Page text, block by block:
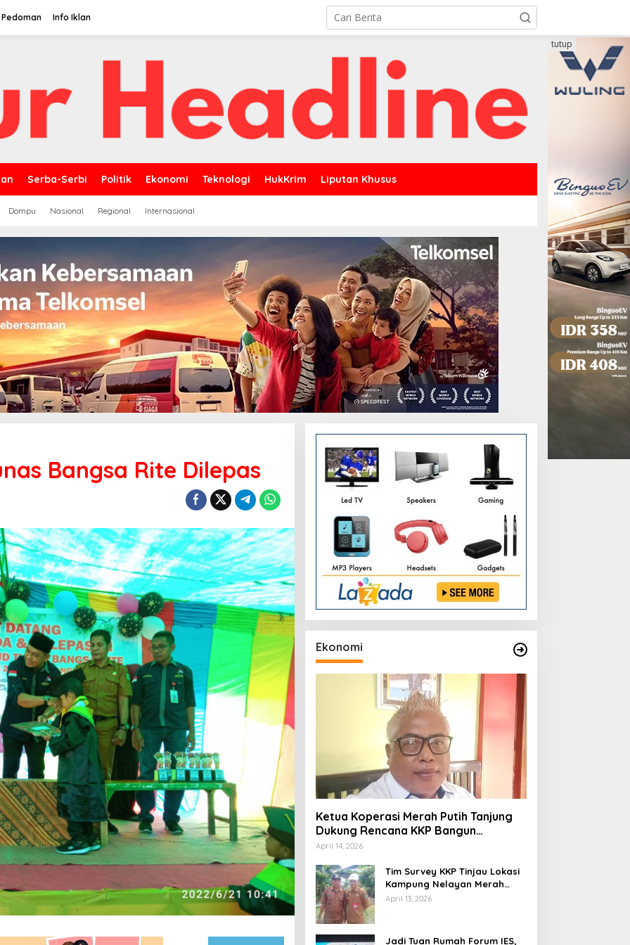
Pedoman Info Iklan
Serba-Serbi Politik Ekonomi Teknologi HukKrim Liputan Khusus
Dompu Nasional Regional Internasional
tutup
Bangsa Rite Dilepas
Ekonomi
Ketua Koperasi Merah Putih Tanjung
Dukung Rencana KKP Bangun
Kampung Nelayan di Eks TPI
April 14, 2026
Tim Survey KKP Tinjau Lokasi
Kampung Nelayan Merah
Putih di Kelurahan Kolo
April 13, 2026
Jadi Tuan Rumah Forum IES,